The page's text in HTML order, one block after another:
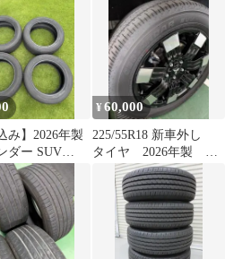
み】2026年製
ダー SUV
4本
¥60,000
225/55R18 新車外し
タイヤ 2026年製 ヨ
コハマ